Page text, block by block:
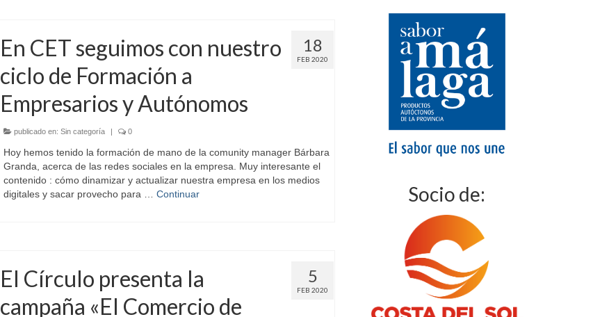
18
FEB 2020
En CET seguimos con nuestro
ciclo de Formación a
Empresarios y Autónomos
publicado en: Sin categoría | 0
Hoy hemos tenido la formación de mano de la comunity manager Bárbara
Granda, acerca de las redes sociales en la empresa. Muy interesante el
contenido : cómo dinamizar y actualizar nuestra empresa en los medios
digitales y sacar provecho para … Continuar
5
FEB 2020
El Círculo presenta la
campaña «El Comercio de
Socio de: